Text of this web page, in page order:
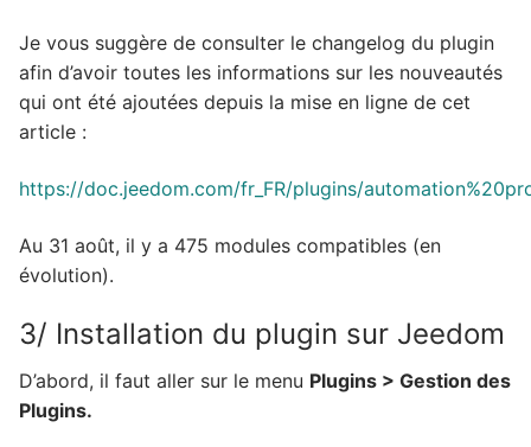
Je vous suggère de consulter le changelog du plugin
afin d’avoir toutes les informations sur les nouveautés
qui ont été ajoutées depuis la mise en ligne de cet
article :
https://doc.jeedom.com/fr_FR/plugins/
Au 31 août, il y a 475 modules compatibles (en
évolution).
3/ Installation du plugin sur Jeedom
D’abord, il faut aller sur le menu Plugins > Gestion des
Plugins.